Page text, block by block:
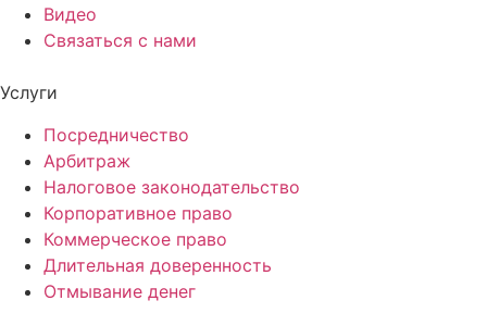
Видео
Связаться с нами
Услуги
Посредничество
Арбитраж
Налоговое законодательство
Корпоративное право
Коммерческое право
Длительная доверенность
Отмывание денег